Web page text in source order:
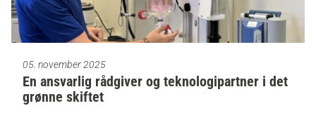
05. november 2025
En ansvarlig rådgiver og teknologipartner i det
grønne skiftet